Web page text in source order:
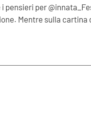
pensieri per
Mentre sulla